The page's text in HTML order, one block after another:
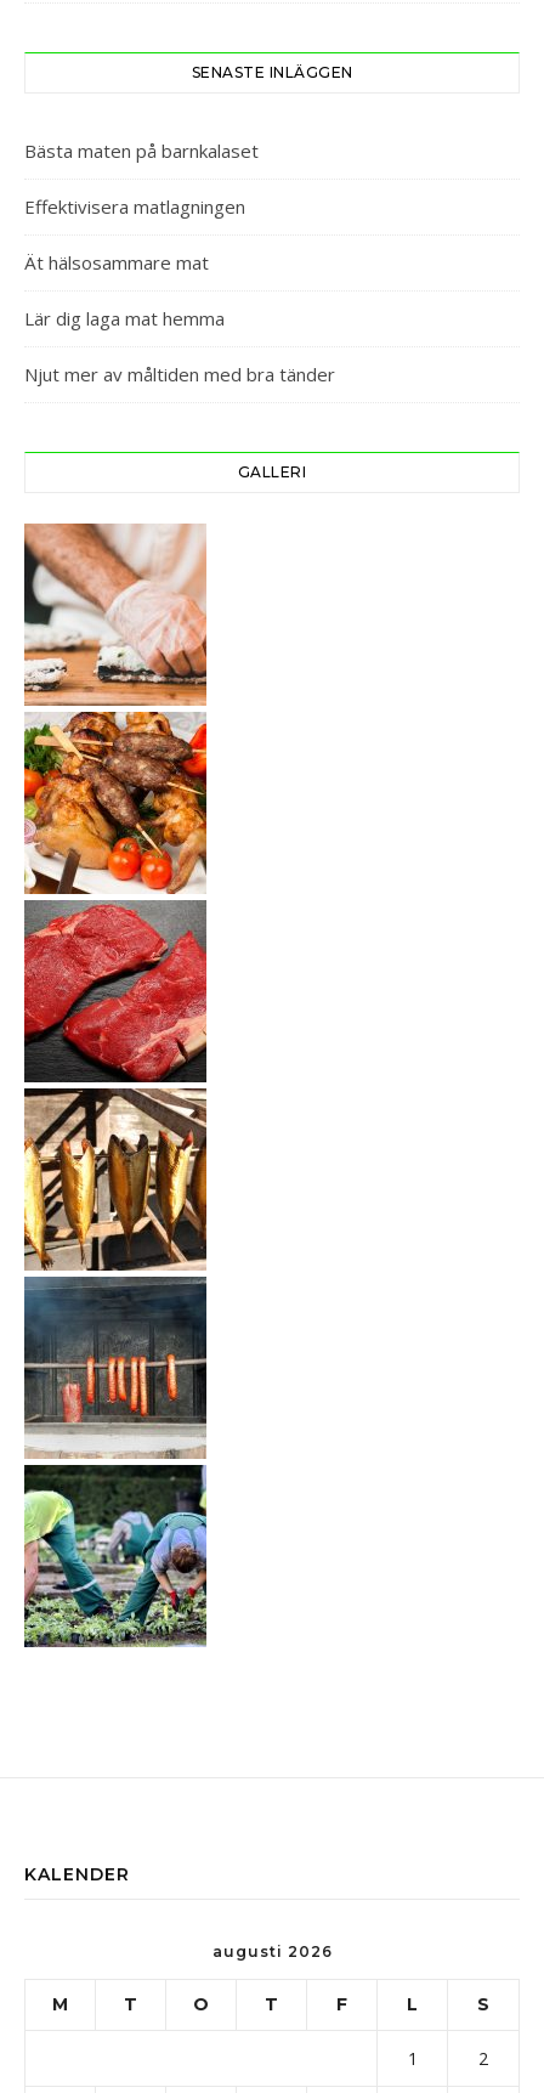
SENASTE INLÄGGEN
Bästa maten på barnkalaset
Effektivisera matlagningen
Ät hälsosammare mat
Lär dig laga mat hemma
Njut mer av måltiden med bra tänder
GALLERI
KALENDER
augusti 2026
M T O T F L S
1 2